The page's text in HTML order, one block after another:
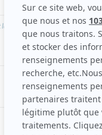
grande perchesur